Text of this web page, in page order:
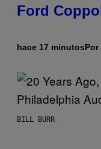
Ford
hace 17 minutosPor
BILL BURR